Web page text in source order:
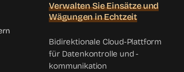
Verwalten Sie Einsätze und
Wägungen in Echtzeit
Bidirektionale Cloud-Plattform
für Datenkontrolle und -
kommunikation